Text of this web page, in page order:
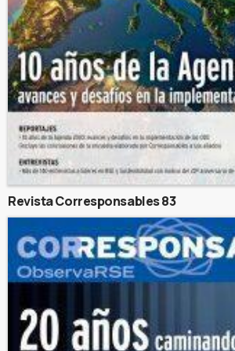
Revista Corresponsables 83